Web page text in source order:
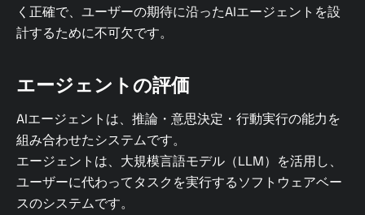
く正確で、ユーザーの期待に沿ったAIエージェントを設
計するために不可欠です。
エージェントの評価
AIエージェントは、推論・意思決定・行動実行の能力を
組み合わせたシステムです。
エージェントは、大規模言語モデル（LLM）を活用し、
ユーザーに代わってタスクを実行するソフトウェアベー
スのシステムです。